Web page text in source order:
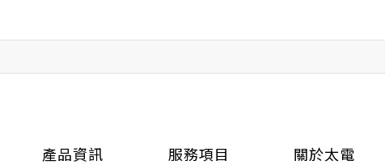
產品資訊 服務項目
關於太電